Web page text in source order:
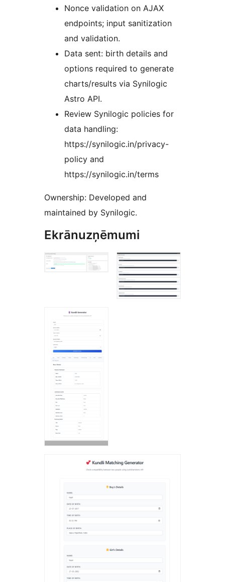
Nonce validation on AJAX
endpoints; input sanitization
and validation.
Data sent: birth details and
options required to generate
charts/results via Synilogic
Astro API.
Review Synilogic policies for
data handling:
https://synilogic.in/privacy-
policy and
https://synilogic.in/terms
Ownership: Developed and
maintained by Synilogic.
Ekrānuzņēmumi